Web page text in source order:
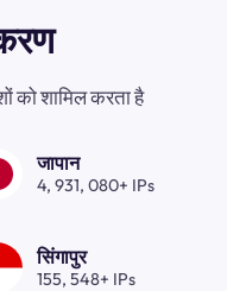
को शामिल करता है
जापान
4, 931, 080+ IPs
सिंगापुर
155, 548+ IPs